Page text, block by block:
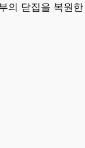
의 닫집을 복원